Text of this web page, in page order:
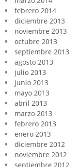
febrero 2014
diciembre 2013
noviembre 2013
octubre 2013
septiembre 2013
agosto 2013
julio 2013
junio 2013
mayo 2013
abril 2013
marzo 2013
febrero 2013
enero 2013
diciembre 2012
noviembre 2012
septiembre 2012